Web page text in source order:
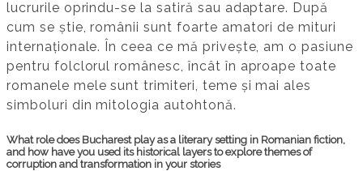
lucrurile oprindu-se la satiră sau adaptare. După
cum se știe, românii sunt foarte amatori de mituri
internaționale. În ceea ce mă privește, am o pasiune
pentru folclorul românesc, încât în aproape toate
romanele mele sunt trimiteri, teme și mai ales
simboluri din mitologia autohtonă.
What role does Bucharest play as a literary setting in Romanian fiction,
and how have you used its historical layers to explore themes of
corruption and transformation in your stories